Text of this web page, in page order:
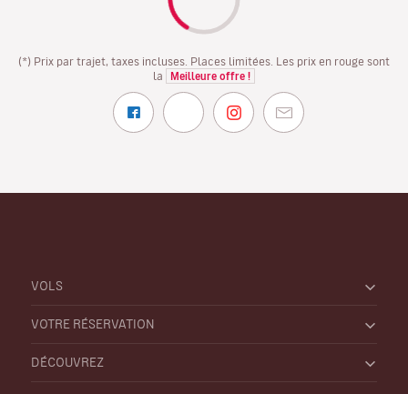
(*) Prix par trajet, taxes incluses. Places limitées. Les prix en rouge sont
la
Meilleure offre !
VOLS
VOTRE RÉSERVATION
DÉCOUVREZ